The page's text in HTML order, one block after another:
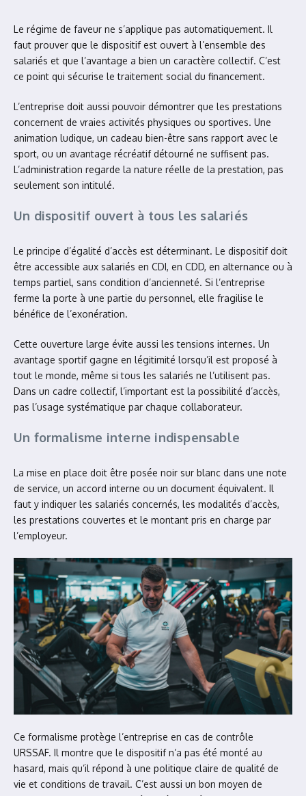
Le régime de faveur ne s’applique pas automatiquement. Il
faut prouver que le dispositif est ouvert à l’ensemble des
salariés et que l’avantage a bien un caractère collectif. C’est
ce point qui sécurise le traitement social du financement.
L’entreprise doit aussi pouvoir démontrer que les prestations
concernent de vraies activités physiques ou sportives. Une
animation ludique, un cadeau bien-être sans rapport avec le
sport, ou un avantage récréatif détourné ne suffisent pas.
L’administration regarde la nature réelle de la prestation, pas
seulement son intitulé.
Un dispositif ouvert à tous les salariés
Le principe d’égalité d’accès est déterminant. Le dispositif doit
être accessible aux salariés en CDI, en CDD, en alternance ou à
temps partiel, sans condition d’ancienneté. Si l’entreprise
ferme la porte à une partie du personnel, elle fragilise le
bénéfice de l’exonération.
Cette ouverture large évite aussi les tensions internes. Un
avantage sportif gagne en légitimité lorsqu’il est proposé à
tout le monde, même si tous les salariés ne l’utilisent pas.
Dans un cadre collectif, l’important est la possibilité d’accès,
pas l’usage systématique par chaque collaborateur.
Un formalisme interne indispensable
La mise en place doit être posée noir sur blanc dans une note
de service, un accord interne ou un document équivalent. Il
faut y indiquer les salariés concernés, les modalités d’accès,
les prestations couvertes et le montant pris en charge par
l’employeur.
Ce formalisme protège l’entreprise en cas de contrôle
URSSAF. Il montre que le dispositif n’a pas été monté au
hasard, mais qu’il répond à une politique claire de qualité de
vie et conditions de travail. C’est aussi un bon moyen de